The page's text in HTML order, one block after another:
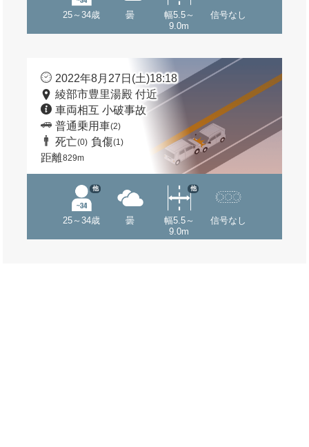
25～34歳 曇
幅5.5～
9.0m
信号なし
2022年8月27日(土)18:18
綾部市豊里湯殿 付近
車両相互 小破事故
普通乗用車(2)
死亡(0) 負傷(1)
距離829m
25～34歳
他
曇
幅5.5～
9.0m
他
信号なし